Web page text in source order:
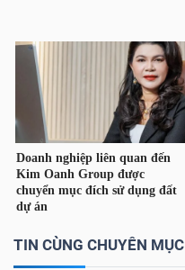
TIN CÙNG CHUYÊN MỤC
DƯƠNG
TÀI
CHÍNH
CÁ
NHÂN